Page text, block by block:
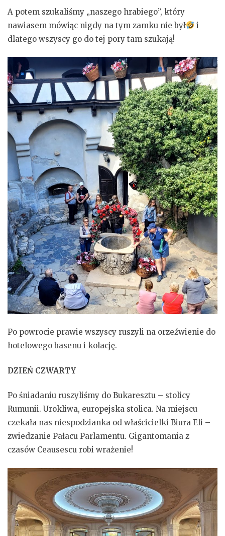
A potem szukaliśmy „naszego hrabiego”, który
nawiasem mówiąc nigdy na tym zamku nie był
i
dlatego wszyscy go do tej pory tam szukają!
Po powrocie prawie wszyscy ruszyli na orzeźwienie do
hotelowego basenu i kolację.
DZIEŃ CZWARTY
Po śniadaniu ruszyliśmy do Bukaresztu – stolicy
Rumunii. Urokliwa, europejska stolica. Na miejscu
czekała nas niespodzianka od właścicielki Biura Eli –
zwiedzanie Pałacu Parlamentu. Gigantomania z
czasów Ceausescu robi wrażenie!